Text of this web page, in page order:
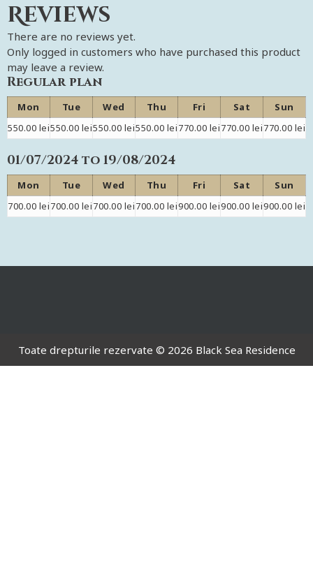
Reviews
There are no reviews yet.
Only logged in customers who have purchased this product
may leave a review.
Regular plan
Mon Tue Wed Thu Fri Sat
Sun
550.00 lei550.00 lei550.00 lei550.00 lei770.00 lei770.00 lei770.00 lei
01/07/2024 to 19/08/2024
Mon Tue Wed Thu Fri Sat
Sun
700.00 lei700.00 lei700.00 lei700.00 lei900.00 lei900.00 lei900.00 lei
Toate drepturile rezervate © 2026 Black Sea Residence